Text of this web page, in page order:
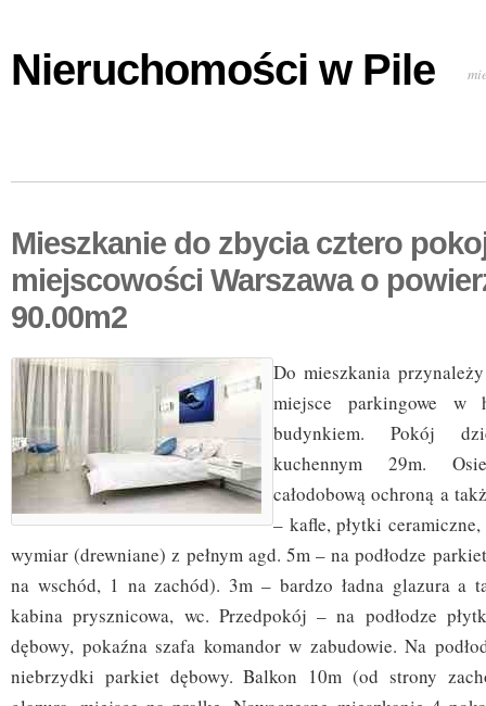
Nieruchomości w Pile
Mieszkanie do zbycia cztero
miejscowości Warszawa o
90.00m2
Do mieszkania
miejsce parkingowe w
budynkiem. Pokój
kuchennym 29m.
całodobową ochroną a
– kafle, płytki
wymiar (drewniane) z pełnym agd. 5m – na podłodze
na wschód, 1 na zachód). 3m – bardzo ładna glazura a
kabina prysznicowa, wc. Przedpokój – na podłodze
dębowy, pokaźna szafa komandor w zabudowie. Na
niebrzydki parkiet dębowy. Balkon 10m (od strony